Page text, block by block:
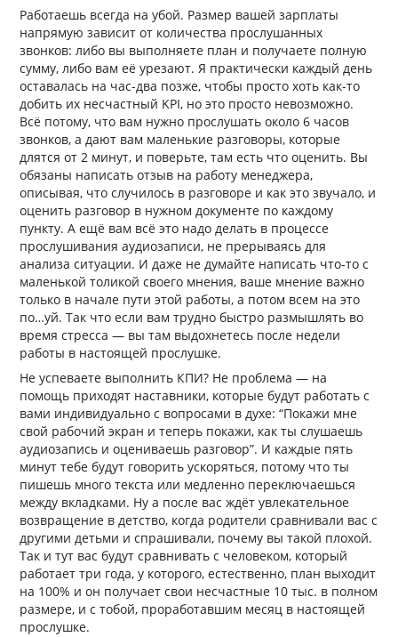
Работаешь всегда на убой. Размер вашей зарплаты
напрямую зависит от количества прослушанных
звонков: либо вы выполняете план и получаете полную
сумму, либо вам её урезают. Я практически каждый день
оставалась на час-два позже, чтобы просто хоть как-то
добить их несчастный KPI, но это просто невозможно.
Всё потому, что вам нужно прослушать около 6 часов
звонков, а дают вам маленькие разговоры, которые
длятся от 2 минут, и поверьте, там есть что оценить. Вы
обязаны написать отзыв на работу менеджера,
описывая, что случилось в разговоре и как это звучало, и
оценить разговор в нужном документе по каждому
пункту. А ещё вам всё это надо делать в процессе
прослушивания аудиозаписи, не прерываясь для
анализа ситуации. И даже не думайте написать что-то с
маленькой толикой своего мнения, ваше мнение важно
только в начале пути этой работы, а потом всем на это
по…уй. Так что если вам трудно быстро размышлять во
время стресса — вы там выдохнетесь после недели
работы в настоящей прослушке.
Не успеваете выполнить КПИ? Не проблема — на
помощь приходят наставники, которые будут работать с
вами индивидуально с вопросами в духе: “Покажи мне
свой рабочий экран и теперь покажи, как ты слушаешь
аудиозапись и оцениваешь разговор”. И каждые пять
минут тебе будут говорить ускоряться, потому что ты
пишешь много текста или медленно переключаешься
между вкладками. Ну а после вас ждёт увлекательное
возвращение в детство, когда родители сравнивали вас с
другими детьми и спрашивали, почему вы такой плохой.
Так и тут вас будут сравнивать с человеком, который
работает три года, у которого, естественно, план выходит
на 100% и он получает свои несчастные 10 тыс. в полном
размере, и с тобой, проработавшим месяц в настоящей
прослушке.